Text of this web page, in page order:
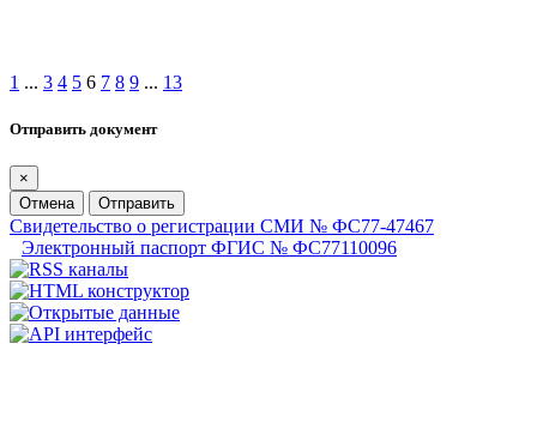
1 ... 3 4 5 6 7 8 9 ... 13
Отправить документ
×
Отмена
Отправить
Свидетельство о регистрации СМИ № ФС77-47467
Электронный паспорт ФГИС № ФС77110096